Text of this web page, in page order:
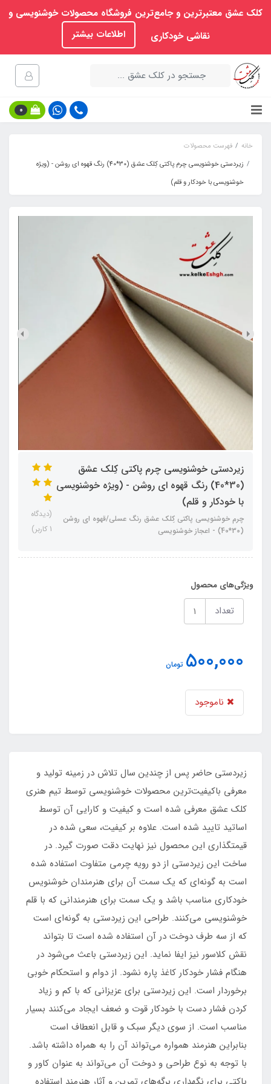
کلک عشق معتبرترین و جامع‌ترین فروشگاه محصولات خوشنویسی و
نقاشی خودکاری
اطلاعات بیشتر
0
خانه
فهرست محصولات
زیردستی خوشنویسی چرم پاکتی کِلک عشق (30*40) رنگ قهوه ای روشن - (ویژه
خوشنویسی با خودکار و قلم)
زیردستی خوشنویسی چرم پاکتی کِلک عشق
(30*40) رنگ قهوه ای روشن - (ویژه خوشنویسی
با خودکار و قلم)
چرم خوشنویسی پاکتی کِلک عشق رنگ عسلی/قهوه ای روشن
(30*40) - اعجاز خوشنویسی
(دیدگاه
1 کاربر)
ویژگی‌های محصول
تعداد
500,000 تومان
ناموجود
زیردستی حاضر پس از چندین سال تلاش در زمینه تولید و
معرفی باکیفیت‌ترین محصولات خوشنویسی توسط تیم هنری
کلک عشق معرفی شده است و کیفیت و کارایی آن توسط
اساتید تایید شده است. علاوه بر کیفیت، سعی شده در
قیمتگذاری این محصول نیز نهایت دقت صورت گیرد. در
ساخت این زیردستی از دو رویه چرمی متفاوت استفاده شده
است به گونه‌ای که یک سمت آن برای هنرمندان خوشنویس
خودکاری مناسب باشد و یک سمت برای هنرمندانی که با قلم
خوشنویسی می‌کنند. طراحی این زیردستی به گونه‌ای است
که از سه طرف دوخت در آن استفاده شده است تا بتواند
نقش کلاسور نیز ایفا نماید. این زیردستی باعث می‌شود در
هنگام فشار خودکار کاغذ پاره نشود. از دوام و استحکام خوبی
برخوردار است. این زیردستی برای عزیزانی که با کم و زیاد
کردن فشار دست با خودکار قوت و ضعف ایجاد می‌کنند بسیار
مناسب است. از سوی دیگر سبک و قابل انعطاف است
بنابراین هنرمند همواره می‌تواند آن را به همراه داشته باشد.
با توجه به نوع طراحی و دوخت آن می‌تواند به عنوان کاور و